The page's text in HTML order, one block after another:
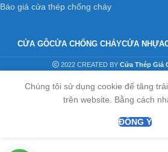
Báo giá cửa thép chống cháy
CỬA GỖCỬA CHỐNG CHÁYCỬA NHỰA
2022 CREATED BY Cửa Thép Giả
Chúng tôi sử dụng cookie để tăng
trên website. Bằng cách
ĐỒNG Ý